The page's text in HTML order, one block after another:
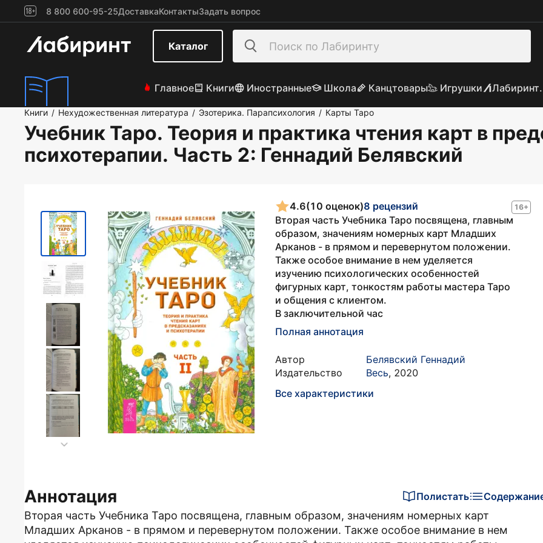
8 800 600-95-25ДоставкаКонтактыЗадать вопрос
Каталог
Главное Книги Иностранные Школа Канцтовары Игрушки
Книги / Нехудожественная литература / Эзотерика. Парапсихология / Карты Таро
Учебник Таро. Теория и практика чтения карт в
психотерапии. Часть 2: Геннадий Белявский
16+
4.6(10 оценок)8 рецензий
Вторая часть Учебника Таро посвящена, главным
образом, значениям номерных карт Младших
Арканов - в прямом и перевернутом положении.
Также особое внимание в нем уделяется
изучению психологических особенностей
фигурных карт, тонкостям работы мастера Таро
и общения с клиентом.
В заключительной час
Полная аннотация
Автор
Белявский Геннадий
Издательство
Весь, 2020
Все характеристики
Аннотация Полистать
Вторая часть Учебника Таро посвящена, главным образом, значениям номерных карт
Младших Арканов - в прямом и перевернутом положении. Также особое внимание в нем